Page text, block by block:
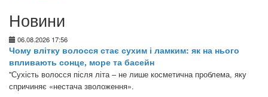
Новини
06.08.2026 17:56
Чому влітку волосся стає сухим і ламким: як на нього
впливають сонце, море та басейн
"Сухість волосся після літа – не лише косметична проблема, яку
спричиняє «нестача зволоження».